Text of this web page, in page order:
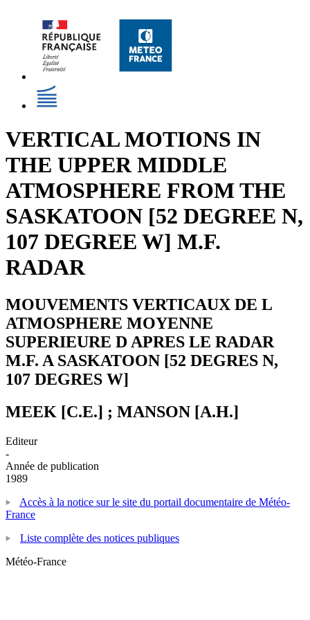
VERTICAL MOTIONS IN
THE UPPER MIDDLE
ATMOSPHERE FROM THE
SASKATOON [52 DEGREE N,
107 DEGREE W] M.F.
RADAR
MOUVEMENTS VERTICAUX DE L
ATMOSPHERE MOYENNE
SUPERIEURE D APRES LE RADAR
M.F. A SASKATOON [52 DEGRES N,
107 DEGRES W]
MEEK [C.E.] ; MANSON [A.H.]
Editeur
-
Année de publication
1989
Accès à la notice sur le site du portail documentaire de Météo-
France
Liste complète des notices publiques
Météo-France